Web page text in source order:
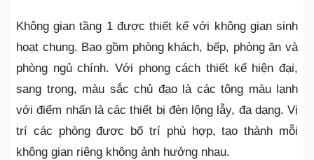
Không gian tầng 1 được thiết kế với không gian sinh
hoạt chung. Bao gồm phòng khách, bếp, phòng ăn và
phòng ngủ chính. Với phong cách thiết kế hiện đại,
sang trọng, màu sắc chủ đạo là các tông màu lạnh
với điểm nhấn là các thiết bị đèn lộng lẫy, đa dạng. Vị
trí các phòng được bố trí phù hợp, tạo thành mỗi
không gian riêng không ảnh hưởng nhau.